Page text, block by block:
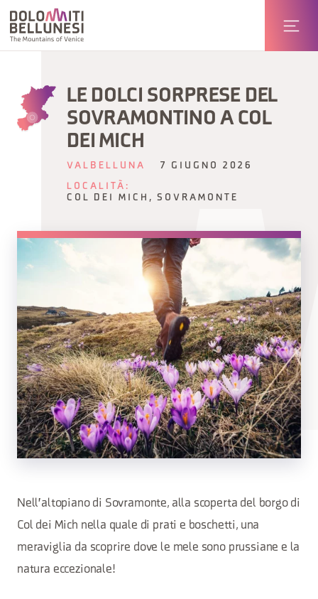
LE DOLCI SORPRESE DEL
SOVRAMONTINO A COL
DEI MICH
VALBELLUNA 7 GIUGNO 2026
LOCALITÀ:
COL DEI MICH, SOVRAMONTE
Nell'altopiano di Sovramonte, alla scoperta del borgo di
Col dei Mich nella quale di prati e boschetti, una
meraviglia da scoprire dove le mele sono prussiane e la
natura eccezionale!